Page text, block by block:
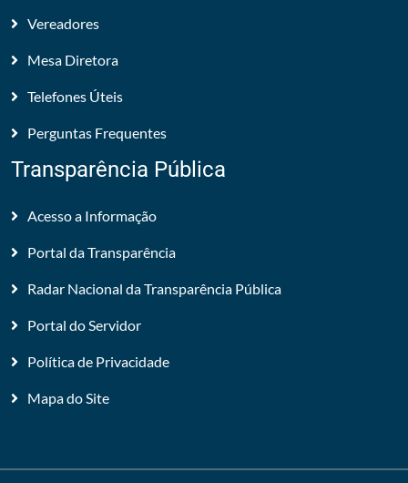
Vereadores
Mesa Diretora
Telefones Úteis
Perguntas Frequentes
Transparência Pública
Acesso a Informação
Portal da Transparência
Radar Nacional da Transparência Pública
Portal do Servidor
Política de Privacidade
Mapa do Site